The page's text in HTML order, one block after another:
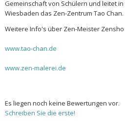
Gemeinschaft von Schülern und leitet in
Wiesbaden das Zen-Zentrum Tao Chan.
Weitere Info's über Zen-Meister Zensho
www.tao-chan.de
www.zen-malerei.de
Es liegen noch keine Bewertungen vor.
Schreiben Sie die erste!